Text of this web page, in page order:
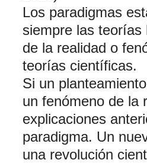
Los paradigmas
siempre las teorías
de la realidad o
teorías científicas.
Si un
un fenómeno de la
explicaciones
paradigma. Un
una revolución